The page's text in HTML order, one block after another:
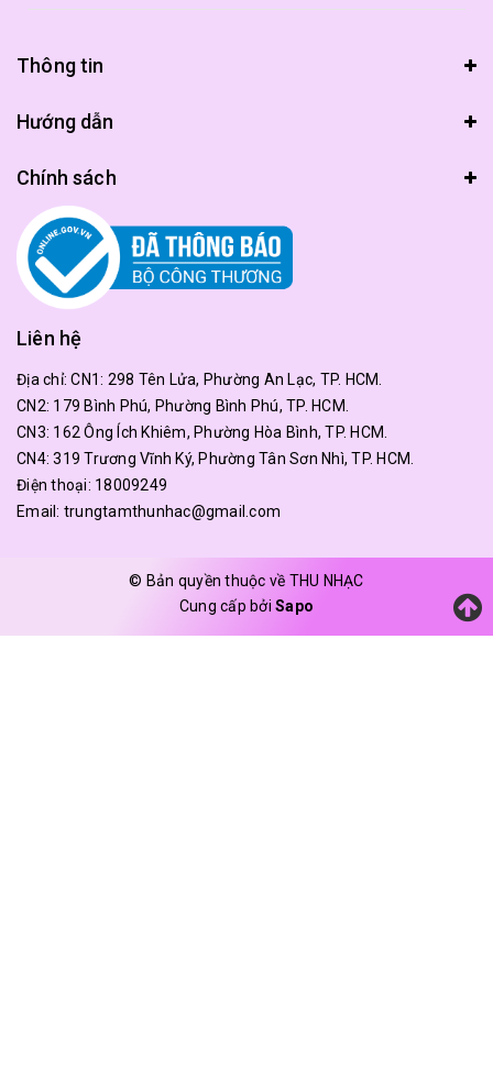
Thông tin
Hướng dẫn
Chính sách
Liên hệ
Địa chỉ:CN1: 298 Tên Lửa, Phường An Lạc, TP. HCM.
CN2: 179 Bình Phú, Phường Bình Phú, TP. HCM.
CN3: 162 Ông Ích Khiêm, Phường Hòa Bình, TP. HCM.
CN4: 319 Trương Vĩnh Ký, Phường Tân Sơn Nhì, TP. HCM.
Điện thoại: 18009249
Email: trungtamthunhac@gmail.com
© Bản quyền thuộc về THU NHẠC
Cung cấp bởiSapo